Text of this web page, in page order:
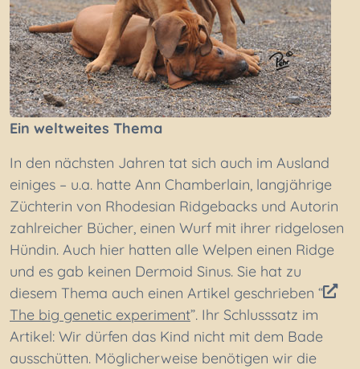
Ein weltweites Thema
In den nächsten Jahren tat sich auch im Ausland
einiges – u.a. hatte Ann Chamberlain, langjährige
Züchterin von Rhodesian Ridgebacks und Autorin
zahlreicher Bücher, einen Wurf mit ihrer ridgelosen
Hündin. Auch hier hatten alle Welpen einen Ridge
und es gab keinen Dermoid Sinus. Sie hat zu
diesem Thema auch einen Artikel geschrieben “
The big genetic experiment”. Ihr Schlusssatz im
Artikel: Wir dürfen das Kind nicht mit dem Bade
ausschütten. Möglicherweise benötigen wir die